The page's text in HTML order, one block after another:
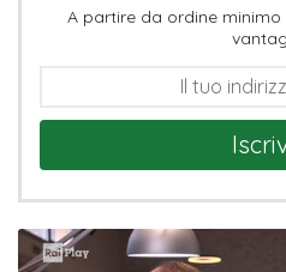
A partire da ordine minimo